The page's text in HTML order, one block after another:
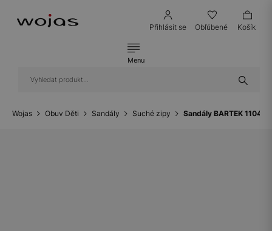
Přihlásit se Obľúbené Košík
Menu
Wojas Obuv Děti Sandály Suché zipy Sandály BARTEK